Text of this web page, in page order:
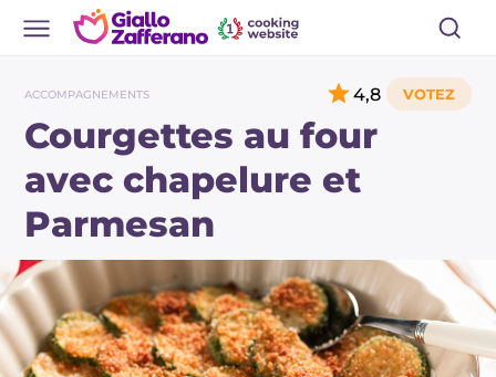
ACCOMPAGNEMENTS
Courgettes au four
avec chapelure et
Parmesan
4,8